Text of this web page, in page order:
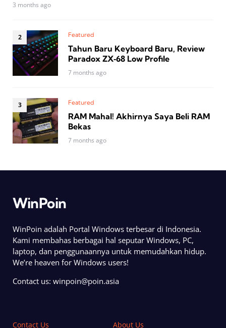
3 months ago
Featured
Tahun Baru Keyboard Baru, Review
Paradox ZX‑68 Low Profile
7 months ago
Featured
RAM Mahal! Akhirnya Saya Beli RAM
Bekas
7 months ago
WinPoin
WinPoin adalah Portal Windows terbesar di Indonesia.
Kami membahas berbagai hal seputar Windows, PC,
laptop, dan penggunaannya untuk memudahkan hidup.
We’re heaven for Windows users!
Contact us: winpoin@poin.asia
Contact Us About Us